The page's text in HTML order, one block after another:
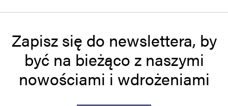
Zapisz się do newslettera, by
być na bieżąco z naszymi
nowościami i wdrożeniami